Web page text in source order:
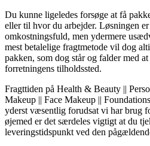
Du kunne ligeledes forsøge at få
eller til hvor du arbejder. Løsningen
omkostningsfuld, men ydermere
mest betalelige fragtmetode vil dog
pakken, som dog står og falder med
forretningens tilholdssted.
Fragttiden på Health & Beauty ||
Makeup || Face Makeup ||
yderst væsentlig forudsat vi har brug
øjemed er det særdeles vigtigt at du
leveringstidspunkt ved den